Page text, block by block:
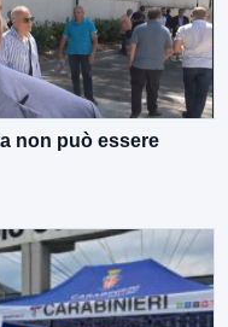
non può essere